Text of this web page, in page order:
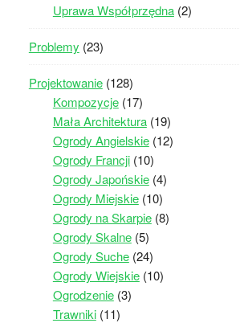
Uprawa Współprzędna(2)
Problemy (23)
Projektowanie(128)
Kompozycje(17)
Mała Architektura(19)
Ogrody Angielskie(12)
Ogrody Francji(10)
Ogrody Japońskie(4)
Ogrody Miejskie(10)
Ogrody na Skarpie(8)
Ogrody Skalne(5)
Ogrody Suche(24)
Ogrody Wiejskie(10)
Ogrodzenie(3)
Trawniki(11)